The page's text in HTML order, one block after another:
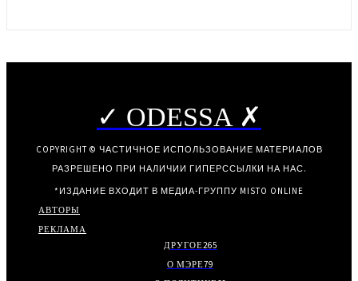
✓ ODESSA ✗
COPYRIGHT © ЧАСТИЧНОЕ ИСПОЛЬЗОВАНИЕ МАТЕРИАЛОВ
РАЗРЕШЕНО ПРИ НАЛИЧИИ ГИПЕРССЫЛКИ НА НАС.
*ИЗДАНИЕ ВХОДИТ В МЕДИА-ГРУППУ MISTO ONLINE
АВТОРЫ
РЕКЛАМА
ДРУГОЕ265
О МЭРЕ79